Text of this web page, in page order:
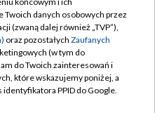
TVPdanych osobowych przez
(zwaną dalej również „TVP”),
oraz pozostałych Zaufanych
(w tym do
do Twoich zainteresowań i
które wskazujemy poniżej, a
PPID do Google.